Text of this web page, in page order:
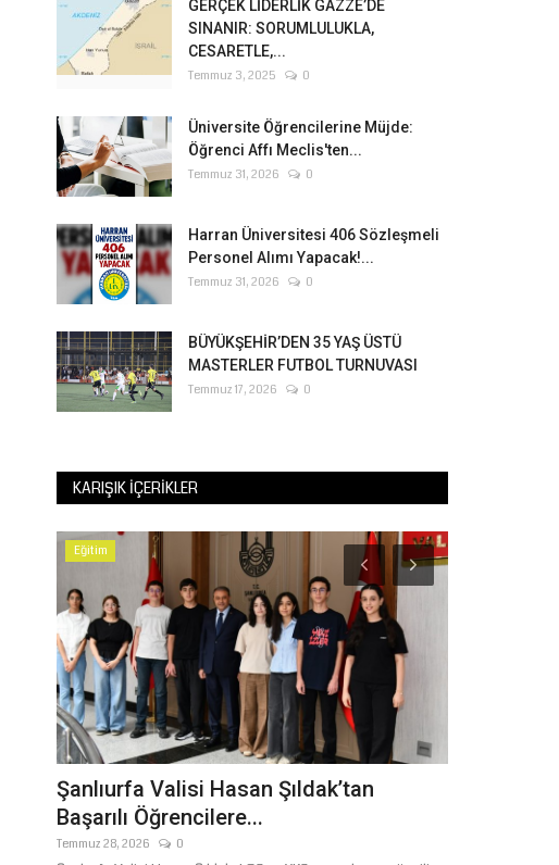
GERÇEK LİDERLİK GAZZE’DE
SINANIR: SORUMLULUKLA,
CESARETLE,...
Temmuz 3, 2025 0
Üniversite Öğrencilerine Müjde:
Öğrenci Affı Meclis'ten...
Temmuz 31, 2026 0
Harran Üniversitesi 406 Sözleşmeli
Personel Alımı Yapacak!...
Temmuz 31, 2026 0
BÜYÜKŞEHİR’DEN 35 YAŞ ÜSTÜ
MASTERLER FUTBOL TURNUVASI
Temmuz 17, 2026 0
KARIŞIK İÇERIKLER
Eğitim
Şanlıurfa Valisi Hasan Şıldak’tan
Başarılı Öğrencilere...
Temmuz 28, 2026 0